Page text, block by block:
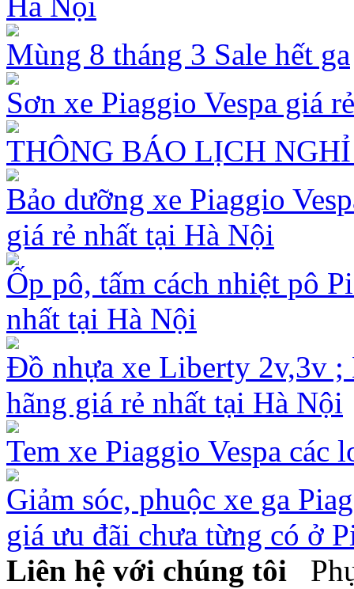
Mùng 8 tháng 3 Sale hết ga
Sơn xe Piaggio Vespa giá
THÔNG BÁO LỊCH
Bảo dưỡng xe Piaggio
giá rẻ nhất tại Hà Nội
Ốp pô, tấm cách nhiệt pô
nhất tại Hà Nội
Đồ nhựa xe Liberty 2v,3v
hãng giá rẻ nhất tại Hà Nội
Tem xe Piaggio Vespa các
Giảm sóc, phuộc xe ga
giá ưu đãi chưa từng có ở
Liên hệ với chúng tôi